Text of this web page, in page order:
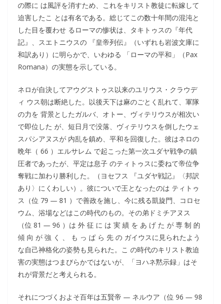
の際に は風評を消すため、これをキリスト教徒に転嫁して
迫害したこ とは有名である。総じてこの数十年間の混沌と
した目を覆わせ るローマの惨状は、タキトゥスの『年代
記』、スエトニウスの 『皇帝列伝』（いずれも岩波文庫に
和訳あり）に明らかで、いわゆる 「ローマの平和」（Pax
Romana）の実態を示している。
ネロが自決してアウグストゥス以来のユリウス・クラウデ
ィ ウス朝は断絶した。以後天下は麻のごとく乱れて、軍隊
の力を 背景としたガルバ、オトー、ヴィテリウスが相次い
で即位した が、短日月で没落、ヴィテリウスを倒したウェ
スパシアヌスが 内乱を鎮め、平和を回復した。彼はネロの
晩年（ 66 ）エルサレム で起こった第一次ユダヤ戦争の鎮
圧者であったが、平定は息子 のティトゥスに委ねて帝位争
奪戦に加わり勝利した。（ヨセフス 『ユダヤ戦記』〈邦訳
あり〉にくわしい）。彼についで王となったのは ティトゥ
ス（位 79 ― 81 ）で善政を施し、今に残る凱旋門、コロセ
ウム、浴場などはこの時代のもの。その弟ドミチアヌス
（位 81 ― 96 ）は 外 征 に は 実 績 を あ げ た が 専 制 的
傾 向 が 強 く 、 も っ ぱ ら 先 の ガイウスに見られたよう
な自己神格化の姿勢も見られた。こ の時代のキリスト教迫
害の実態はつまびらかではないが、「ヨハネ黙示録」はそ
れが背景だと考えられる。
それにつづくおよそ百年は五賢帝 ― ネルウア（位 96 ― 98